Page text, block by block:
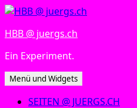
Zum
springen
HBB @ juergs.ch
Ein Experiment.
Menü und Widgets
SEITEN @ JUERGS.CH